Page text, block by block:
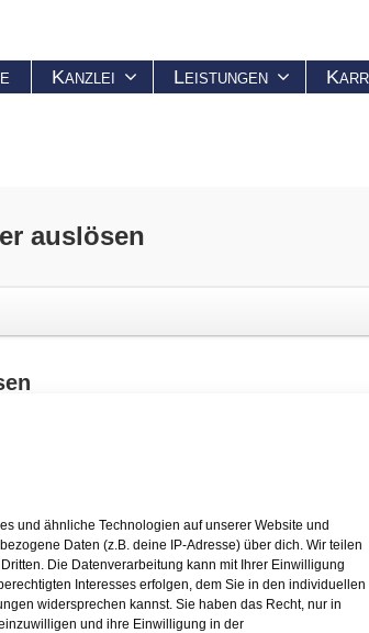
und ähnliche Technologien auf unserer Website und
Daten (z.B. deine IP-Adresse) über dich. Wir teilen
Die Datenverarbeitung kann mit Ihrer Einwilligung
Interesses erfolgen, dem Sie in den individuellen
widersprechen kannst. Sie haben das Recht, nur in
und ihre Einwilligung in der
Kanzlei Leistungen
auslösen